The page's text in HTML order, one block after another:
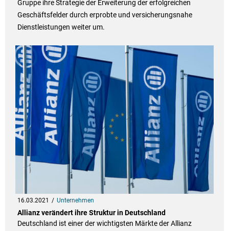
Gruppe ihre Strategie der Erweiterung der erfolgreichen
Geschäftsfelder durch erprobte und versicherungsnahe
Dienstleistungen weiter um.
16.03.2021 Unternehmen
Allianz verändert ihre Struktur in Deutschland
Deutschland ist einer der wichtigsten Märkte der Allianz